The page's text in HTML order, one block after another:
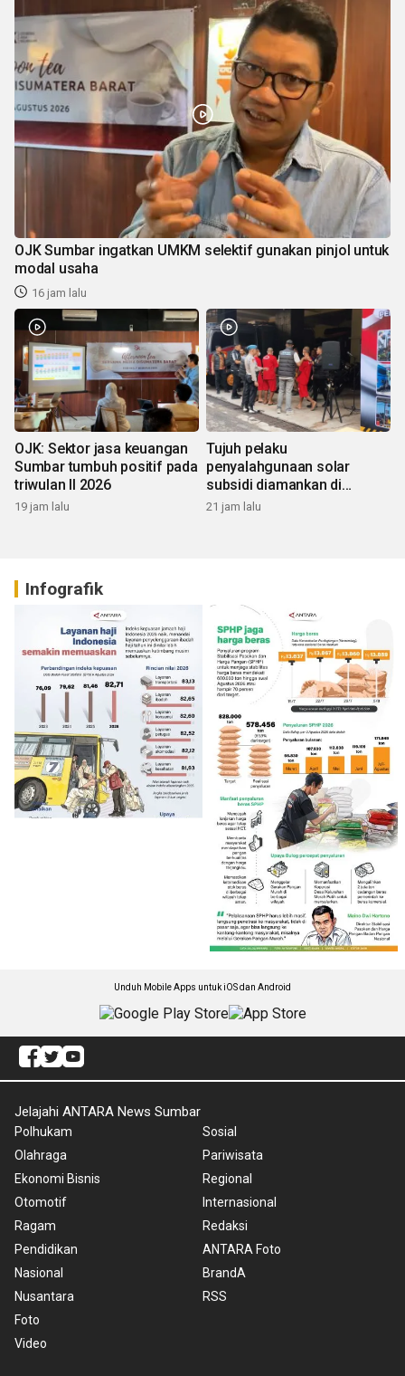
OJK Sumbar ingatkan UMKM selektif gunakan pinjol untuk
modal usaha
16 jam lalu
OJK: Sektor jasa keuangan
Sumbar tumbuh positif pada
triwulan II 2026
19 jam lalu
Tujuh pelaku
penyalahgunaan solar
subsidi diamankan di
Sumbar
21 jam lalu
Infografik
Unduh Mobile Apps untuk iOS dan Android
Jelajahi ANTARA News Sumbar
Polhukam
Olahraga
Ekonomi Bisnis
Otomotif
Ragam
Pendidikan
Nasional
Nusantara
Foto
Video
Sosial
Pariwisata
Regional
Internasional
Redaksi
ANTARA Foto
BrandA
RSS